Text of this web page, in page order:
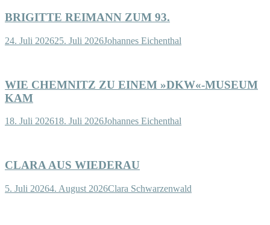
BRIGITTE REIMANN ZUM 93.
24. Juli 202625. Juli 2026Johannes Eichenthal
WIE CHEMNITZ ZU EINEM »DKW«-MUSEUM
KAM
18. Juli 202618. Juli 2026Johannes Eichenthal
CLARA AUS WIEDERAU
5. Juli 20264. August 2026Clara Schwarzenwald